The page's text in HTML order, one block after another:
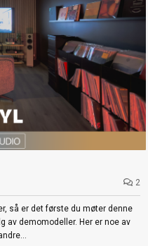
2
så er det første du møter denne
av demomodeller. Her er noe av